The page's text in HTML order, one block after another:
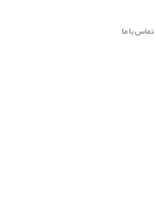
تماس با ما